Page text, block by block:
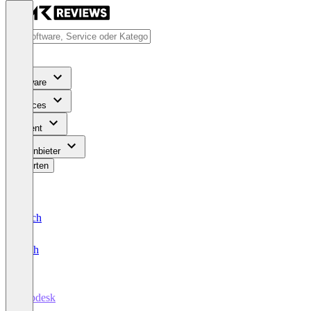
Software
Services
Content
Für Anbieter
Bewerten
Deutsch
English
Asodesk